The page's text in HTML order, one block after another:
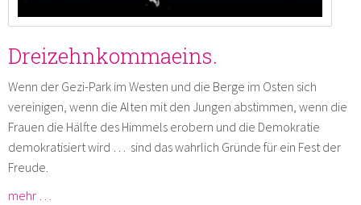
Dreizehnkommaeins.
Wenn der Gezi-Park im Westen und die Berge im Osten sich
vereinigen, wenn die Alten mit den Jungen abstimmen, wenn die
Frauen die Hälfte des Himmels erobern und die Demokratie
demokratisiert wird … sind das wahrlich Gründe für ein Fest der
Freude.
mehr …